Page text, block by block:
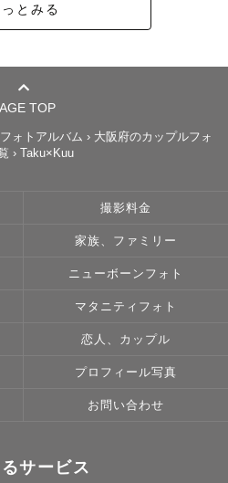
っとみる
TOP
ォトアルバム › 大阪府のカップルフォ
› Taku×Kuu
撮影料金
家族、ファミリー
ニューボーンフォト
マタニティフォト
恋人、カップル
プロフィール写真
お問い合わせ
サービス